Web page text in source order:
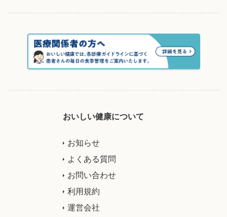
おいしい健康について
お知らせ
よくある質問
お問い合わせ
利用規約
運営会社